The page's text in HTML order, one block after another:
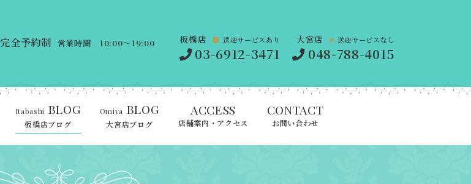
完全予約制 営業時間 10:00～19:00 板橋店 送迎サービスあり
03-6912-3471
大宮店 送迎サービスなし
048-788-4015
Itabashi BLOG
板橋店ブログ
Omiya BLOG
大宮店ブログ
ACCESS
店舗案内・アクセス
CONTACT
お問い合わせ